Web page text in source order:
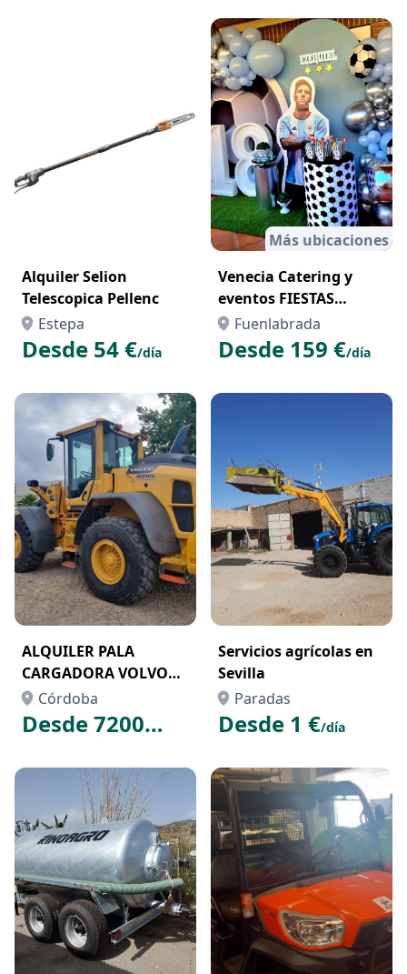
Alquiler Selion
Telescopica Pellenc
Estepa
Desde 54 €/día
Más ubicaciones
Venecia Catering y
eventos FIESTAS
TEMÁTICAS
Fuenlabrada
Desde 159 €/día
ALQUILER PALA
CARGADORA VOLVO
L110G
Córdoba
Desde 7200
Servicios agrícolas en
Sevilla
Paradas
Desde 1 €/día